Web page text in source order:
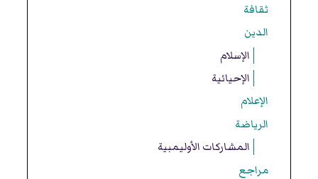
ثقافة
الدين
الإسلام
الإحيائية
الإعلام
الرياضة
المشاركات الأوليمبية
مراجع